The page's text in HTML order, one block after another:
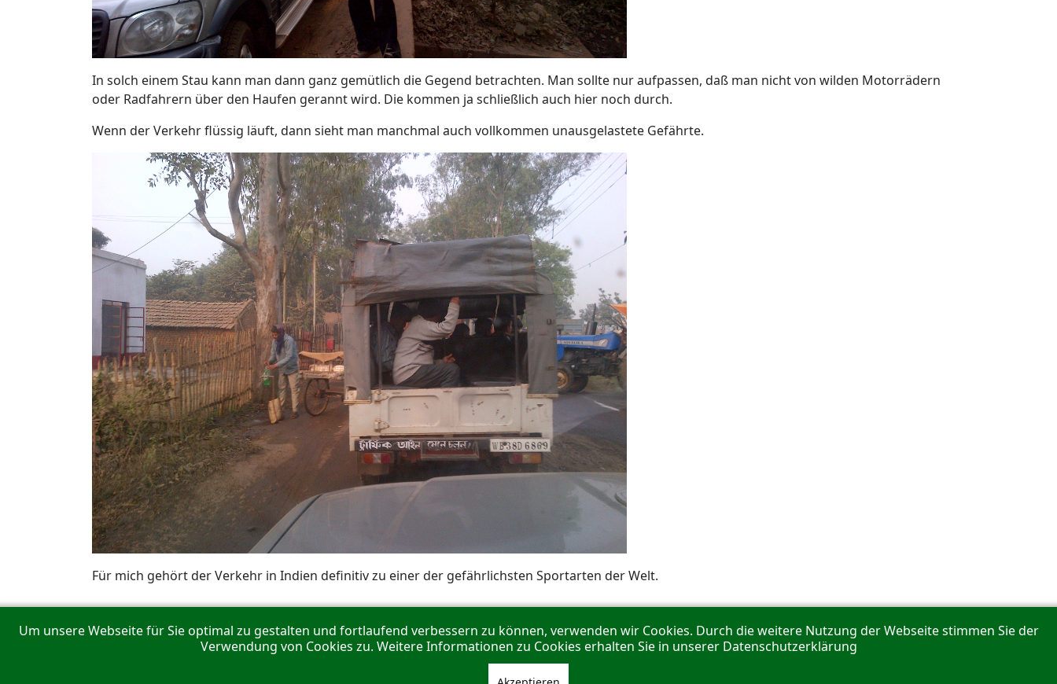
In solch einem Stau kann man dann ganz gemütlich die Gegend betrachten. Man sollte nur aufpassen, daß man nicht von wilden Motorrädern
oder Radfahrern über den Haufen gerannt wird. Die kommen ja schließlich auch hier noch durch.
Wenn der Verkehr flüssig läuft, dann sieht man manchmal auch vollkommen unausgelastete Gefährte.
Für mich gehört der Verkehr in Indien definitiv zu einer der gefährlichsten Sportarten der Welt.
Um unsere Webseite für Sie optimal zu gestalten und fortlaufend verbessern zu können, verwenden wir Cookies. Durch die weitere Nutzung der Webseite stimmen Sie der
Verwendung von Cookies zu. Weitere Informationen zu Cookies erhalten Sie in unserer Datenschutzerklärung